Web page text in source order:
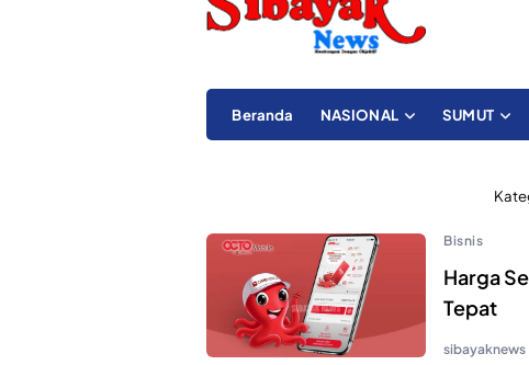
Beranda NASIONAL SUMUT
Bisnis
Harga
Tepat
sibayaknews